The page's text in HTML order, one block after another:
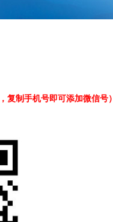
制手机号即可添加微信号）